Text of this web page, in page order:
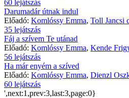
60 lejátszás
Darumadár útnak indul
Előadó: Komlóssy Emma, Toll Jancsi
35 lejátszás
Fáj a szívem Te utánad
Előadó: Komlóssy Emma, Kende
56 lejátszás
Ha már enyém a szíved
Előadó: Komlóssy Emma, Dienzl
60 lejátszás
',next:1,prev:3,last:3,page:0}